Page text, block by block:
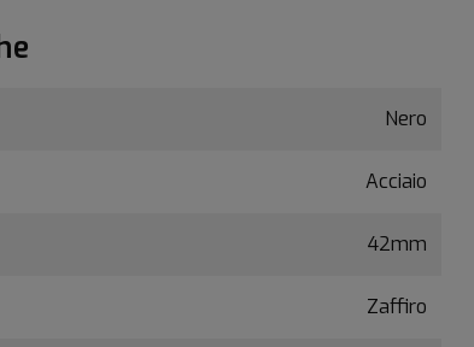
Nero
Acciaio
42mm
Zaffiro